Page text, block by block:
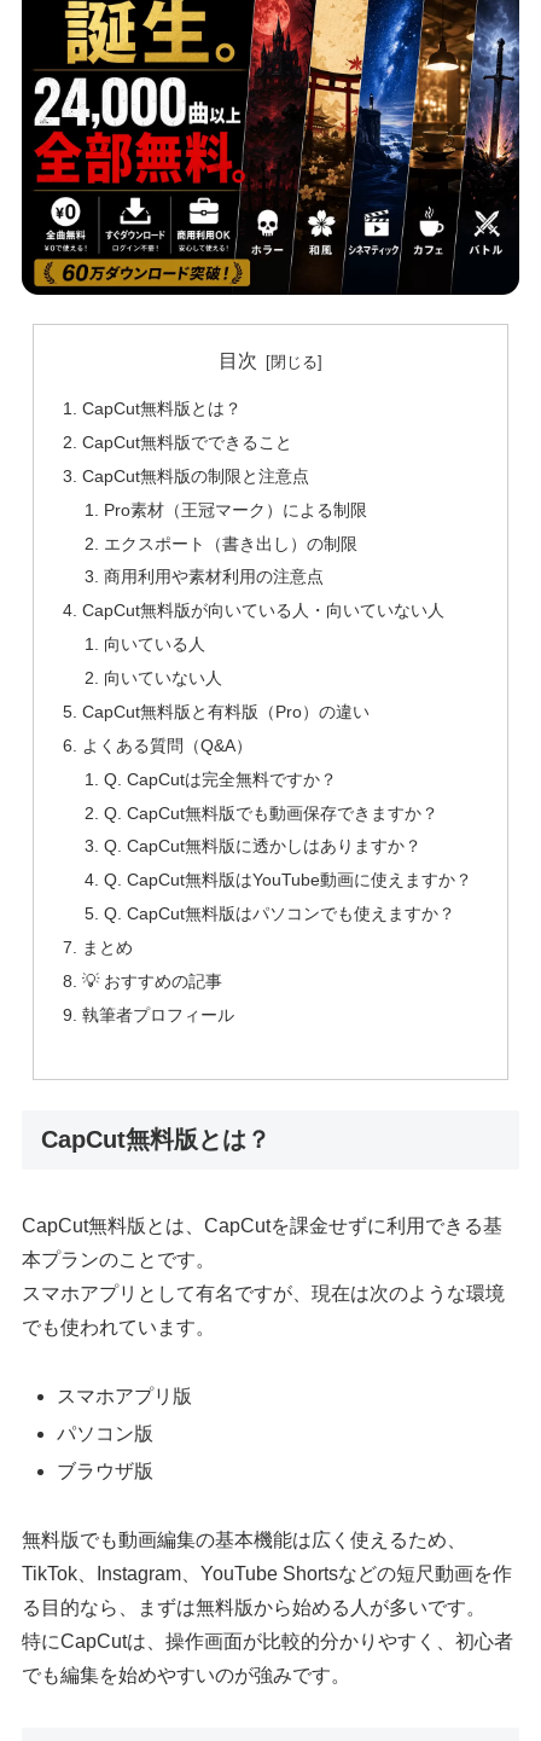
目次
CapCut無料版とは？
CapCut無料版でできること
CapCut無料版の制限と注意点
Pro素材（王冠マーク）による制限
エクスポート（書き出し）の制限
商用利用や素材利用の注意点
CapCut無料版が向いている人・向いていない人
向いている人
向いていない人
CapCut無料版と有料版（Pro）の違い
よくある質問（Q&A）
Q. CapCutは完全無料ですか？
Q. CapCut無料版でも動画保存できますか？
Q. CapCut無料版に透かしはありますか？
Q. CapCut無料版はYouTube動画に使えますか？
Q. CapCut無料版はパソコンでも使えますか？
まとめ
💡 おすすめの記事
執筆者プロフィール
CapCut無料版とは？
CapCut無料版とは、CapCutを課金せずに利用できる基
本プランのことです。
スマホアプリとして有名ですが、現在は次のような環境
でも使われています。
スマホアプリ版
パソコン版
ブラウザ版
無料版でも動画編集の基本機能は広く使えるため、
TikTok、Instagram、YouTube Shortsなどの短尺動画を作
る目的なら、まずは無料版から始める人が多いです。
特にCapCutは、操作画面が比較的分かりやすく、初心者
でも編集を始めやすいのが強みです。